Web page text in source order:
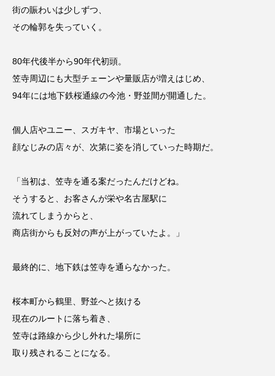
街の賑わいは少しずつ、
その輪郭を失っていく。
80年代後半から90年代初頭。
笠寺周辺にも大型チェーンや量販店が増えはじめ、
94年には地下鉄桜通線の今池・野並間が開通した。
個人店やユニー、スガキヤ、市場といった
顔なじみの店々が、次第に姿を消していった時期だ。
「当初は、笠寺を通る案だったんだけどね。
そうすると、お客さんが栄や名古屋駅に
流れてしまうからと、
商店街からも反対の声が上がっていたよ。」
最終的に、地下鉄は笠寺を通らなかった。
桜本町から鶴里、野並へと抜ける
現在のルートに落ち着き、
笠寺は路線から少し外れた場所に
取り残されることになる。